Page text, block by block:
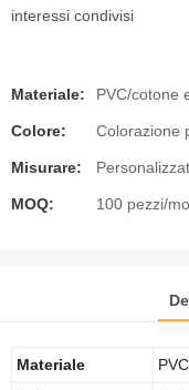
interessi condivisi
Materiale: PVC/cotone
Colore: Colorazione
Misurare:
MOQ: 100 pezzi/
Materiale